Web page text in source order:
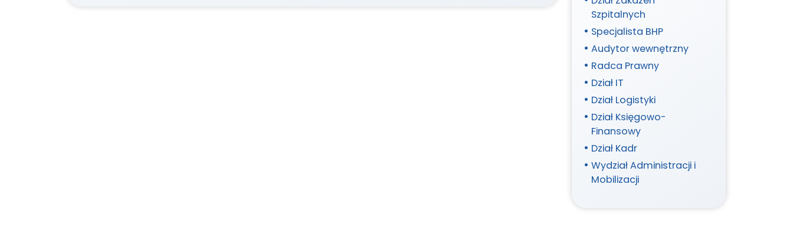
(POSTĘPOWANIE
398/2026/R do wniosku
305/2026/R)
Szpitalnych
Specjalista BHP
Audytor wewnętrzny
Radca Prawny
Dział IT
Dział Logistyki
Dział Księgowo-
Finansowy
Dział Kadr
Wydział Administracji i
Mobilizacji